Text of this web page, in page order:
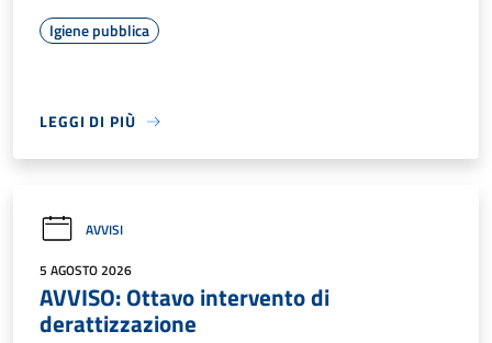
Igiene pubblica
LEGGI DI PIÙ
AVVISI
5 AGOSTO 2026
AVVISO: Ottavo intervento di
derattizzazione